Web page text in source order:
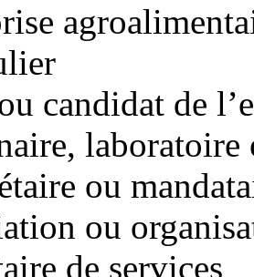
candidat de
laboratoire
ou
ou
de services